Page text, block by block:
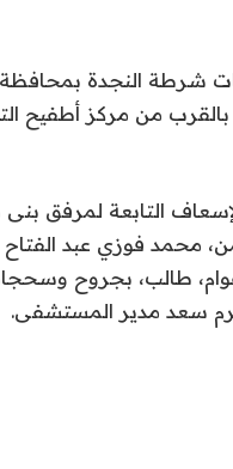
شرطة النجدة بمحافظة
من مركز أطفيح
فوزي 10 أعوام، طالب،
سعد مدير المستشفى.